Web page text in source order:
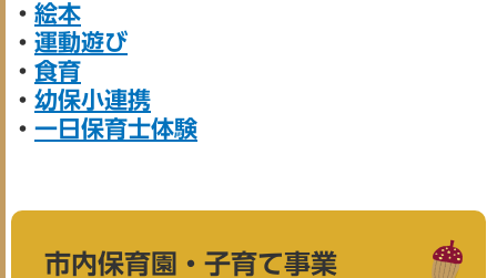
・ 絵本
・ 運動遊び
・ 食育
・ 幼保小連携
・ 一日保育士体験
市内保育園・子育て事業